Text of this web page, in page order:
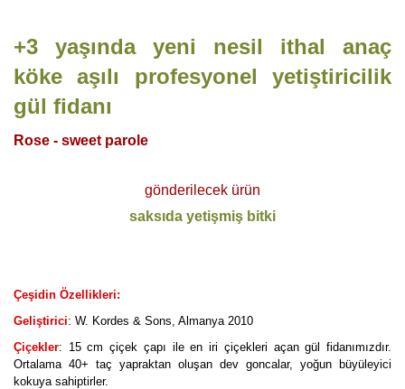
+3 yaşında yeni nesil ithal anaç
köke aşılı profesyonel yetiştiricilik
gül fidanı
Rose - sweet parole
gönderilecek ürün
saksıda yetişmiş bitki
Çeşidin Özellikleri:
Geliştirici: W. Kordes & Sons, Almanya 2010
Çiçekler: 15 cm çiçek çapı ile en iri çiçekleri açan gül fidanımızdır.
Ortalama 40+ taç yapraktan oluşan dev goncalar, yoğun büyüleyici
kokuya sahiptirler.